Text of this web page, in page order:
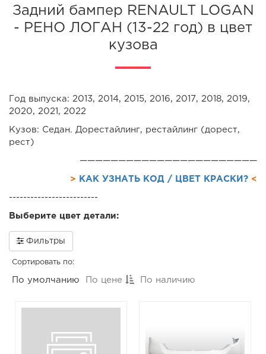
Задний бампер RENAULT LOGAN
- РЕНО ЛОГАН (13-22 год) в цвет
кузова
Год выпуска: 2013, 2014, 2015, 2016, 2017, 2018, 2019,
2020, 2021, 2022
Кузов: Седан. Дорестайлинг, рестайлинг (дорест,
рест)
———————————————————————
> КАК УЗНАТЬ КОД / ЦВЕТ КРАСКИ? <
-------------------------
Выберите цвет детали:
Фильтры
Сортировать по:
По умолчанию По цене По наличию